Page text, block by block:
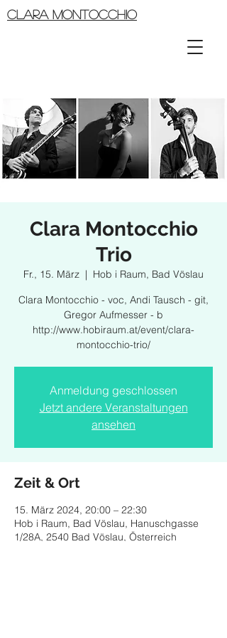
CLARA MONTOCCHIO
Clara Montocchio
Trio
Fr., 15. März
  |
Hob i Raum, Bad Vöslau
Clara Montocchio - voc, Andi Tausch - git,
Gregor Aufmesser - b
http://www.hobiraum.at/event/clara-
montocchio-trio/
Anmeldung geschlossen
Jetzt andere Veranstaltungen
ansehen
Zeit & Ort
15. März 2024, 20:00 – 22:30
Hob i Raum, Bad Vöslau, Hanuschgasse
1/28A, 2540 Bad Vöslau, Österreich